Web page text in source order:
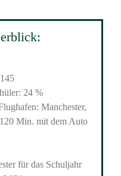
24 %
Manchester,
Min. mit dem Auto
für das Schuljahr